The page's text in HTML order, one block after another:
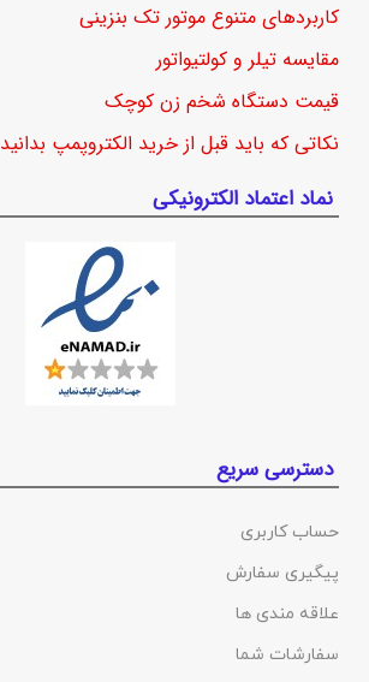
کاربردهای متنوع موتور تک بنزینی
مقایسه تیلر و کولتیواتور
قیمت دستگاه شخم زن کوچک
نکاتی که باید قبل از خرید الکتروپمپ بدانید
نماد اعتماد الکترونیکی
دسترسی سریع
حساب کاربری
پیگیری سفارش
علاقه مندی ها
سفارشات شما